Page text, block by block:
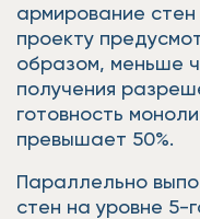
армирование стен
проекту
образом, меньше
получения
готовность
превышает 50%.
Параллельно
стен на уровне 5-